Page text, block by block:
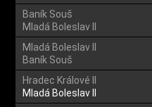
Baník Souš
Mladá Boleslav II
Mladá Boleslav II
Baník Souš
Hradec Králové II
Mladá Boleslav II